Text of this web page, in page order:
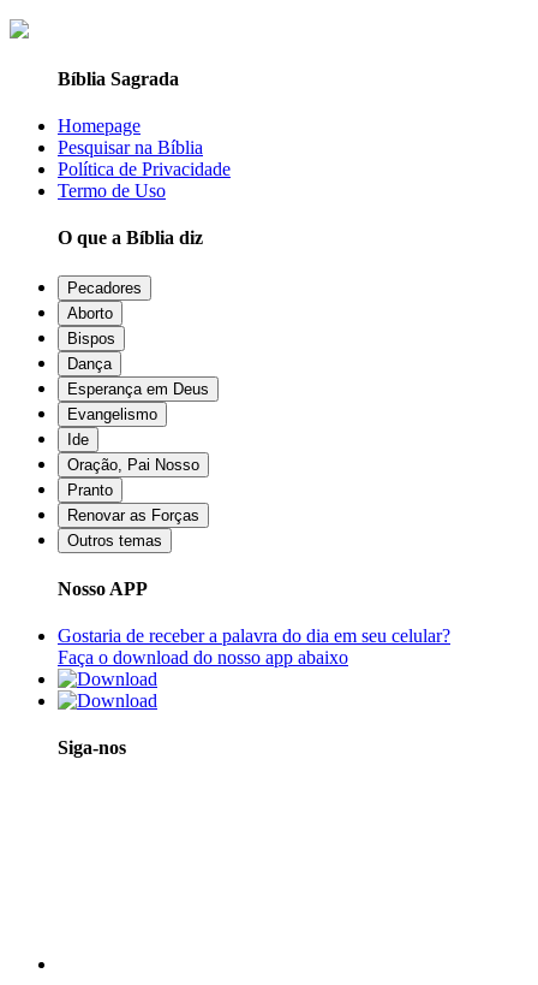
Bíblia Sagrada
Homepage
Pesquisar na Bíblia
Política de Privacidade
Termo de Uso
O que a Bíblia diz
Pecadores
Aborto
Bispos
Dança
Esperança em Deus
Evangelismo
Ide
Oração, Pai Nosso
Pranto
Renovar as Forças
Outros temas
Nosso APP
Gostaria de receber a palavra do dia em seu celular?
Faça o download do nosso app abaixo
Siga-nos